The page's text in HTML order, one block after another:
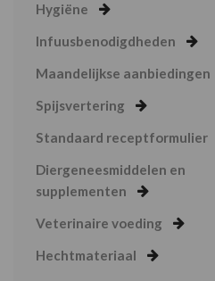
Hygiëne
Infuusbenodigdheden
Maandelijkse aanbiedingen
Spijsvertering
Standaard receptformulier
Diergeneesmiddelen en
supplementen
Veterinaire voeding
Hechtmateriaal